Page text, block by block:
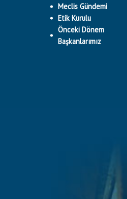
Meclis Gündemi
Etik Kurulu
Önceki Dönem
Başkanlarımız